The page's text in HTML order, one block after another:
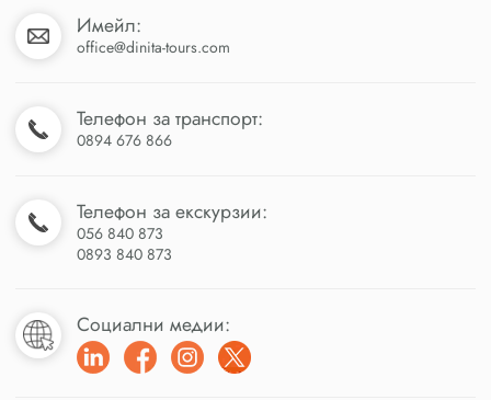
Имейл:
office@dinita-tours.com
Телефон за транспорт:
0894 676 866
Телефон за екскурзии:
056 840 873
0893 840 873
Социални медии: